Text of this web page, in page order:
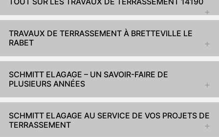
TRAVAUX DE TERRASSEMENT À BRETTEVILLE LE
RABET
SCHMITT ELAGAGE – UN SAVOIR-FAIRE DE
PLUSIEURS ANNÉES
SCHMITT ELAGAGE AU SERVICE DE VOS PROJETS DE
TERRASSEMENT